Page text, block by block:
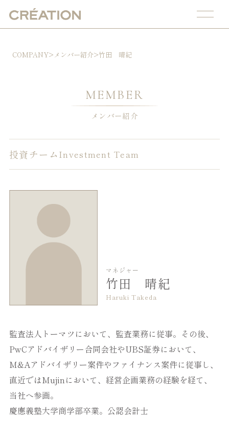
COMPANY>メンバー紹介>竹田 晴紀
MEMBER
メンバー紹介
投資チーム Investment Team
マネジャー
竹田 晴紀
Haruki Takeda
監査法人トーマツにおいて、監査業務に従事。その後、
PwCアドバイザリー合同会社やUBS証券において、
M&Aアドバイザリー案件やファイナンス案件に従事し、
直近ではMujinにおいて、経営企画業務の経験を経て、
当社へ参画。​
慶應義塾大学商学部卒業。公認会計士